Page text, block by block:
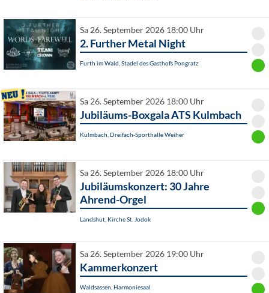
Sa 26. September 2026 18:00 Uhr
2. Further Metal Night
Furth im Wald, Stadel des Gasthofs Pongratz
Sa 26. September 2026 18:00 Uhr
Jubiläums-Boxgala ATS Kulmbach
Kulmbach, Dreifach-Sporthalle Weiher
Sa 26. September 2026 18:00 Uhr
Jubiläumskonzert: 30 Jahre
Ahrend-Orgel
Landshut, Kirche St. Jodok
Sa 26. September 2026 19:00 Uhr
Kammerkonzert
Waldsassen, Harmoniesaal